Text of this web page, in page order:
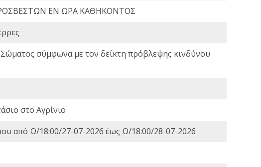
ΕΝ ΩΡΑ ΚΑΘΗΚΟΝΤΟΣ
σύμφωνα με τον δείκτη πρόβλεψης κινδύνου
στο Αγρίνιο
από Ω/18:00/27-07-2026 έως Ω/18:00/28-07-2026